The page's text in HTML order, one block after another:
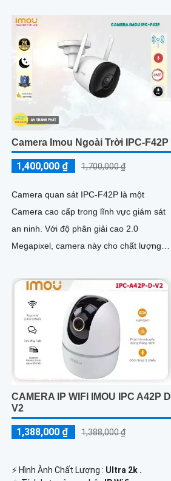
dọc 90°
Camera Imou Ngoài Trời IPC-F42P
1,400,000 ₫ 1,700,000 ₫
Camera quan sát IPC-F42P là một
Camera cao cấp trong lĩnh vực giám sát
an ninh. Với độ phân giải cao 2.0
Megapixel, camera này cho chất lượng
CAMERA IP WIFI IMOU IPC A42P D
V2
1,388,000 ₫ 1,388,000 ₫
️⚡ Hình Ành Chất Lượng : Ultra 2k .